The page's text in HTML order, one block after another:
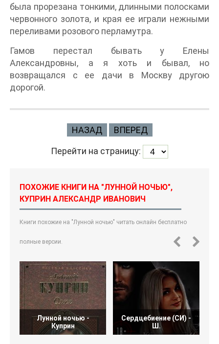
была прорезана тонкими, длинными полосками
червонного золота, и края ее играли нежными
переливами розового перламутра.
Гамов перестал бывать у Елены
Александровны, а я хоть и бывал, но
возвращался с ее дачи в Москву другою
дорогой.
НАЗАД ВПЕРЕД
Перейти на страницу:
ПОХОЖИЕ КНИГИ НА "ЛУННОЙ НОЧЬЮ",
КУПРИН АЛЕКСАНДР ИВАНОВИЧ
Книги похожие на "Лунной ночью" читать онлайн бесплатно
полные версии.
Лунной ночью -
Куприн
Сердцебиение (СИ) -
Ш.